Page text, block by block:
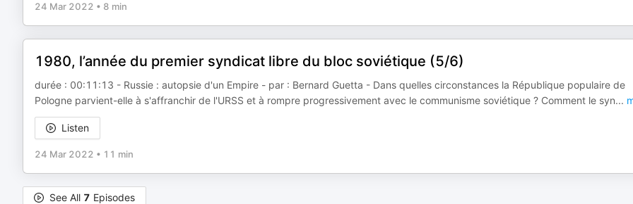
24 Mar 2022 • 8 min
1980, l’année du premier syndicat libre du bloc soviétique (5/6)
durée : 00:11:13 - Russie : autopsie d'un Empire - par : Bernard Guetta - Dans quelles circonstances la République populaire de
Pologne parvient-elle à s'affranchir de l'URSS et à rompre progressivement avec le communisme soviétique ? Comment le syn...
Listen
24 Mar 2022 • 11 min
See All 7 Episodes